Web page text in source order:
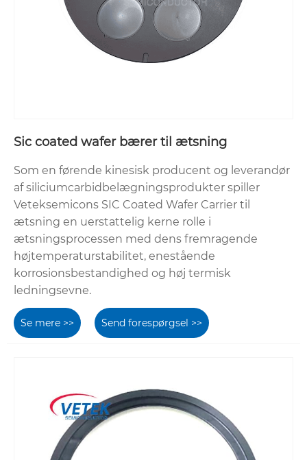
Sic coated wafer bærer til ætsning
Som en førende kinesisk producent og leverandør
af siliciumcarbidbelægningsprodukter spiller
Veteksemicons SIC Coated Wafer Carrier til
ætsning en uerstattelig kerne rolle i
ætsningsprocessen med dens fremragende
højtemperaturstabilitet, enestående
korrosionsbestandighed og høj termisk
ledningsevne.
Se mere >> Send forespørgsel >>